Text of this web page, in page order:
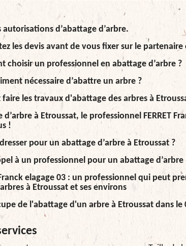
autorisations d’abattage d’arbre.
les devis avant de vous fixer sur le partenaire
choisir un professionnel en abattage d’arbre ?
nécessaire d’abattre un arbre ?
les travaux d'abattage des arbres à
d’arbre à Etroussat, le professionnel FERRET
!
pour un abattage d’arbre à Etroussat ?
à un professionnel pour un abattage d’arbre
Franck elagage 03 : un professionnel qui peut
à Etroussat et ses environs
de l'abattage d'un arbre à Etroussat dans le